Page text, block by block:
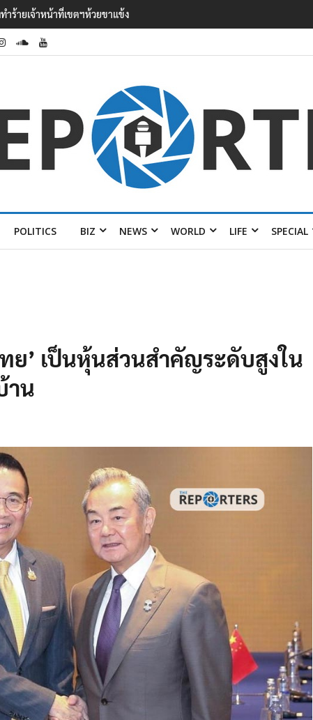
‘มิน ออง ไลง์’ เยือนไทย ขึงป้าย ‘ไม่
POLITICS BIZ NEWS WORLD LIFE SPECIAL
ทย’ เป็นหุ้นส่วนสำคัญระดับสูงใน
าน